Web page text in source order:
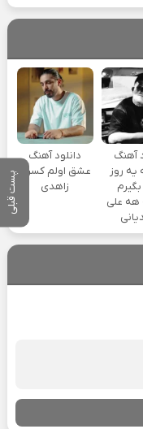
پست قبلی
آهنگ
یه روز
هه علی
دانلود آهنگ
عشق اولم کسری
زاهدی